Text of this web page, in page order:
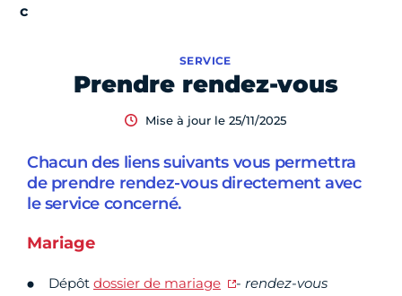
Prendre rendez-vous
SERVICE
Mise à jour le 25/11/2025
Chacun des liens suivants vous permettra
de prendre rendez-vous directement avec
le service concerné.
Mariage
Dépôt dossier de mariage - rendez-vous